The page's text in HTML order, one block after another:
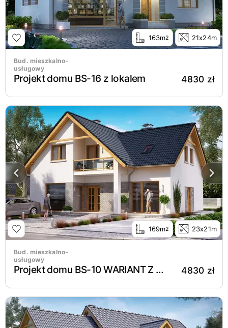
163m2 21x24m
Bud. mieszkalno-
usługowy
Projekt domu BS-16 z lokalem 4830 zł
169m2 23x21m
Bud. mieszkalno-
usługowy
Projekt domu BS-10 WARIANT Z LOKALEM 4830 zł